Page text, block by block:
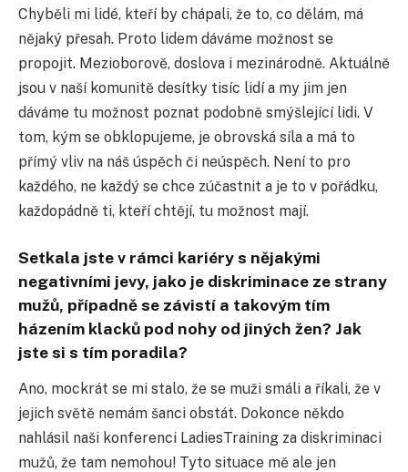
Chyběli mi lidé, kteří by chápali, že to, co dělám, má
nějaký přesah. Proto lidem dáváme možnost se
propojit. Mezioborově, doslova i mezinárodně. Aktuálně
jsou v naší komunitě desítky tisíc lidí a my jim jen
dáváme tu možnost poznat podobně smýšlející lidi. V
tom, kým se obklopujeme, je obrovská síla a má to
přímý vliv na náš úspěch či neúspěch. Není to pro
každého, ne každý se chce zúčastnit a je to v pořádku,
každopádně ti, kteří chtějí, tu možnost mají.
Setkala jste v rámci kariéry s nějakými
negativními jevy, jako je diskriminace ze strany
mužů, případně se závistí a takovým tím
házením klacků pod nohy od jiných žen? Jak
jste si s tím poradila?
Ano, mockrát se mi stalo, že se muži smáli a říkali, že v
jejich světě nemám šanci obstát. Dokonce někdo
nahlásil naši konferenci LadiesTraining za diskriminaci
mužů, že tam nemohou! Tyto situace mě ale jen